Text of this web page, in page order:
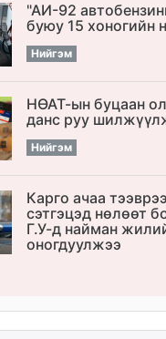
"АИ-92
буюу 15 хоногийн
Нийгэм
НӨАТ-ын буцаан
данс руу
Нийгэм
Карго ачаа
сэтгэцэд нөлөөт
Г.У-д найман
оногдуулжээ